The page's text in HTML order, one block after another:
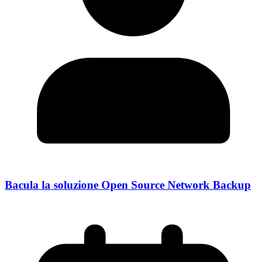
Bacula la soluzione Open Source Network Backup